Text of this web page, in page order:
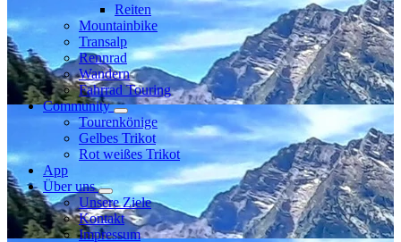
Reiten
Mountainbike
Transalp
Rennrad
Wandern
Fahrrad Touring
Community
Tourenkönige
Gelbes Trikot
Rot weißes Trikot
App
Über uns
Unsere Ziele
Kontakt
Impressum